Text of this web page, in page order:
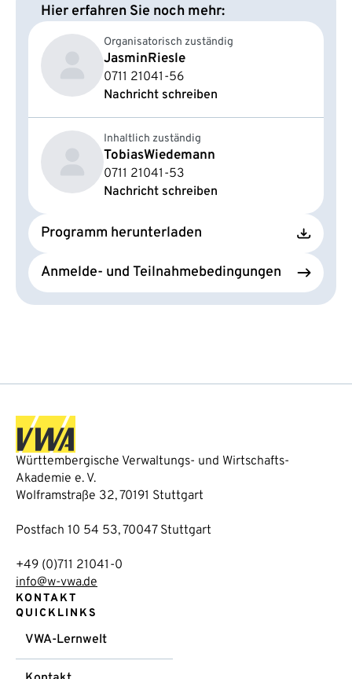
Hier erfahren Sie noch mehr:
Organisatorisch zuständig
JasminRiesle
0711 21041-56
Nachricht schreiben
Inhaltlich zuständig
TobiasWiedemann
0711 21041-53
Nachricht schreiben
Programm herunterladen
Anmelde- und Teilnahmebedingungen
Württembergische Verwaltungs- und Wirtschafts-
Akademie e. V.
Wolframstraße 32, 70191 Stuttgart
Postfach 10 54 53, 70047 Stuttgart
+49 (0)711 21041-0
info@w-vwa.de
KONTAKT
QUICKLINKS
VWA-Lernwelt